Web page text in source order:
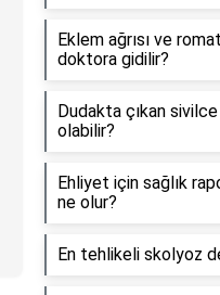
Eklem ağrısı ve
doktora gidilir?
Dudakta çıkan
olabilir?
Ehliyet için sağlık
ne olur?
En tehlikeli skolyoz